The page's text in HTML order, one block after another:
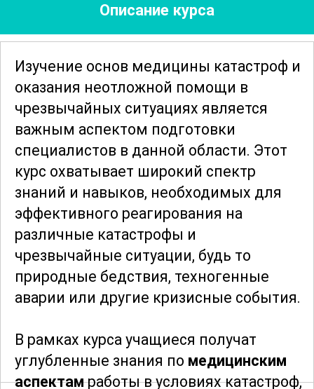
Описание курса
Изучение основ медицины катастроф и
оказания неотложной помощи в
чрезвычайных ситуациях является
важным аспектом подготовки
специалистов в данной области. Этот
курс охватывает широкий спектр
знаний и навыков, необходимых для
эффективного реагирования на
различные катастрофы и
чрезвычайные ситуации, будь то
природные бедствия, техногенные
аварии или другие кризисные события.
В рамках курса учащиеся получат
углубленные знания по медицинским
аспектамработы в условиях катастроф,